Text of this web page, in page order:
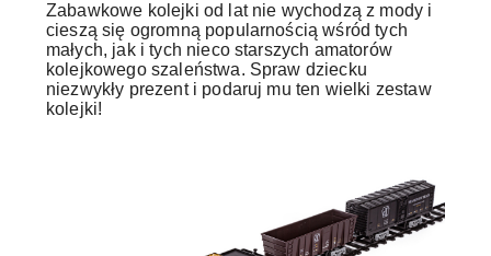
Zabawkowe kolejki od lat nie wychodzą z mody i
cieszą się ogromną popularnością wśród tych
małych, jak i tych nieco starszych amatorów
kolejkowego szaleństwa. Spraw dziecku
niezwykły prezent i podaruj mu ten wielki zestaw
kolejki!